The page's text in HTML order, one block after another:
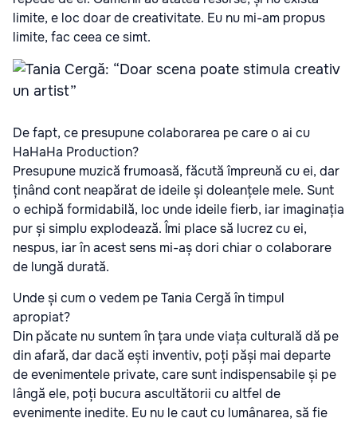
limite, e loc doar de creativitate. Eu nu mi-am propus
limite, fac ceea ce simt.
De fapt, ce presupune colaborarea pe care o ai cu
HaHaHa Production?
Presupune muzică frumoasă, făcută împreună cu ei, dar
ținând cont neapărat de ideile și doleanțele mele. Sunt
o echipă formidabilă, loc unde ideile fierb, iar imaginația
pur și simplu explodează. Îmi place să lucrez cu ei,
nespus, iar în acest sens mi-aș dori chiar o colaborare
de lungă durată.
Unde și cum o vedem pe Tania Cergă în timpul
apropiat?
Din păcate nu suntem în țara unde viața culturală dă pe
din afară, dar dacă ești inventiv, poți păși mai departe
de evenimentele private, care sunt indispensabile și pe
lângă ele, poți bucura ascultătorii cu altfel de
evenimente inedite. Eu nu le caut cu lumânarea, să fie